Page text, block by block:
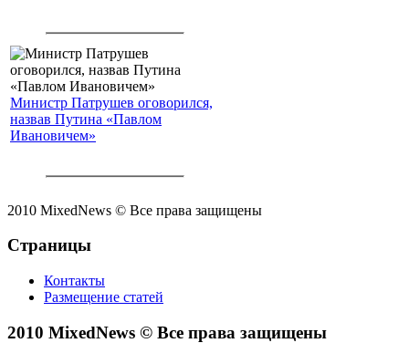
Министр Патрушев оговорился,
назвав Путина «Павлом
Ивановичем»
2010 MixedNews © Все права защищены
Страницы
Контакты
Размещение статей
2010 MixedNews © Все права защищены